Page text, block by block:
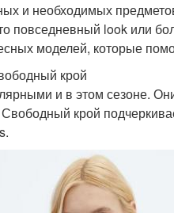
и необходимых
повседневный look или
моделей, которые
крой
и в этом сезоне.
крой